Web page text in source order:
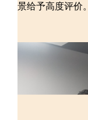
景给予高度评价。